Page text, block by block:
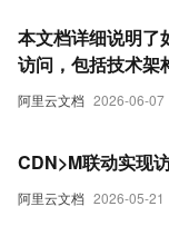
阿里云文档 2026-06-07
本文档详细说明了
访问，包括技术架
访问速度并降低源
阿里云文档 2026-05-21
CDN>M联动实现